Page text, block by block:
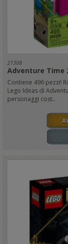
21308
Adventure Time
Contiene 496 pezzi!
Lego Ideas di
personaggi cost..